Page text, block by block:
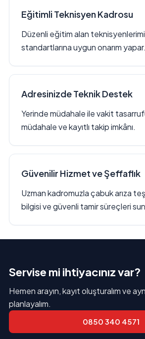
Eğitimli Teknisyen Kadrosu
Düzenli eğitim alan
standartlarına uygun onarım yapar.
Adresinizde Teknik Destek
Yerinde müdahale ile vakit
müdahale ve kayıtlı takip imkânı.
Güvenilir Hizmet ve Şeffaflık
Uzman kadromuzla çabuk arıza
bilgisi ve güvenli tamir süreçleri
Servise mi ihtiyacınız var?
Hemen arayın, kayıt oluşturalım ve
planlayalım.
0850 340 4571